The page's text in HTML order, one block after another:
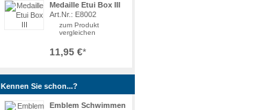
Medaille Etui Box III
Art.Nr.: E8002
zum Produkt
vergleichen
11,95 €*
Kennen Sie schon...?
Emblem Schwimmen